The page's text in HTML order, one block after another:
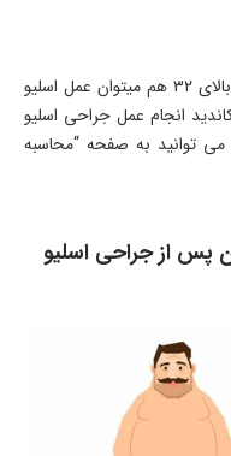
در برخی افراد حتی با شاخص توده بدنی بالای ۳۲ هم میتوان عمل اسلیو
انجام عمل جراحی اسلیو
می توانید به صفحه “محاسبه
پس از جراحی اسلیو